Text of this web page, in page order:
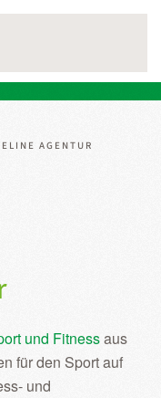
AGENTUR
und Fitnessaus
für den Sport auf
und